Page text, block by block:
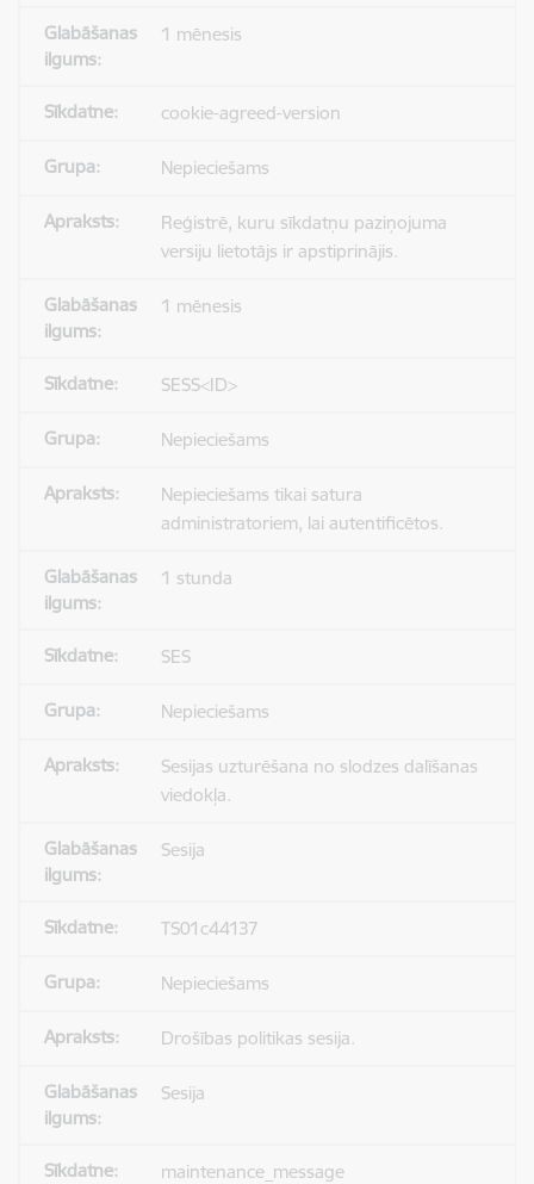
1 mēnesis
cookie-agreed-version
Nepieciešams
Reģistrē, kuru sīkdatņu paziņojuma
versiju lietotājs ir apstiprinājis.
1 mēnesis
SESS<ID>
Nepieciešams
Nepieciešams tikai satura
administratoriem, lai autentificētos.
1 stunda
SES
Nepieciešams
Sesijas uzturēšana no slodzes dalīšanas
viedokļa.
Sesija
TS01c44137
Nepieciešams
Drošības politikas sesija.
Sesija
maintenance_message